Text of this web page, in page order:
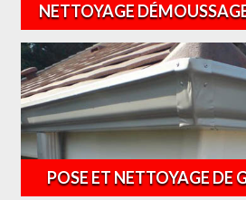
NETTOYAGE
POSE ET NETTOYAGE DE